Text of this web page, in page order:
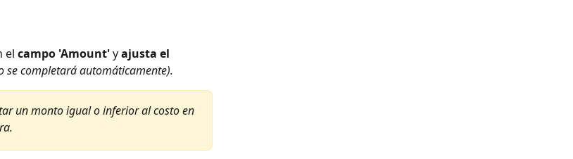
el campo 'Amount' y ajusta el
se completará automáticamente).
un monto igual o inferior al costo en